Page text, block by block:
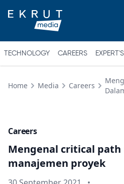
TECHNOLOGY CAREERS
Home Media Careers
Careers
Mengenal critical
manajemen proyek